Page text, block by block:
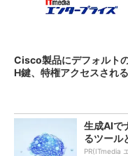
Cisco製品にデフォルト
H鍵、特権アクセスされ
生成AIで
るツール
PR(ITmedia